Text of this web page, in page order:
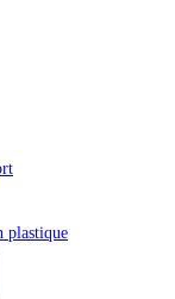
plastique